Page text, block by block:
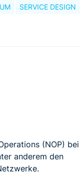
SERVICE DESIGN
(NOP) bei
anderem den